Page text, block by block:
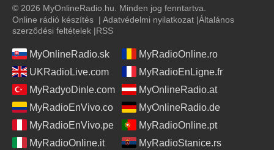
© 2026 MyOnlineRadio.hu. Minden jog fenntartva.
Online rádió készítés | Adatvédelmi nyilatkozat |Általános
szerződési feltételek |RSS
MyOnlineRadio.sk
MyRadioOnline.ro
UKRadioLive.com
MyRadioEnLigne.fr
MyRadyoDinle.com
MyOnlineRadio.at
MyRadioEnVivo.co
MyOnlineRadio.de
MyRadioEnVivo.pe
MyRadioOnline.pt
MyRadioOnline.it
MyRadioStanice.rs